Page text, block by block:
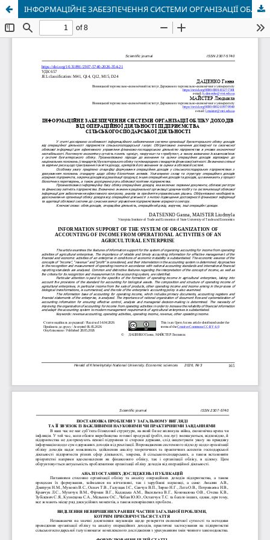
ІНФОРМАЦІЙНЕ ЗАБЕЗПЕЧЕННЯ СИСТЕМИ ОРГАНІЗАЦІЇ ОБЛІКУ ДОХОДІВ ВІД ОПЕРАЦІЙНОЇ ДІЯЛЬНОСТІ ПІДПРИЄМСТВА СІЛЬСЬКОГОСПОДАРСЬКОЇ ДІЯЛЬНОСТІ